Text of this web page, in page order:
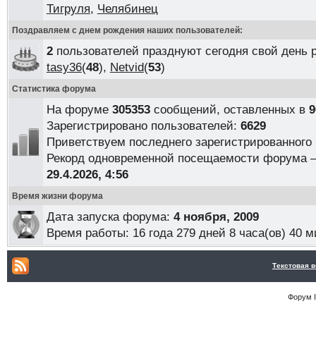
Тигруля, Челябинец
Поздравляем с днем рождения наших пользователей:
2пользователей празднуют сегодня свой день
tasy36(48), Netvid(53)
Статистика форума
На форуме 305353сообщений, оставленных в
Зарегистрировано пользователей: 6629
Приветствуем последнего
Рекорд одновременной посещаемости
29.4.2026, 4:56
Время жизни форума
Дата запуска форума: 4 ноября, 2009
Время работы: 16 года 279 дней 8 часа(ов) 40
Текстовая
Форум